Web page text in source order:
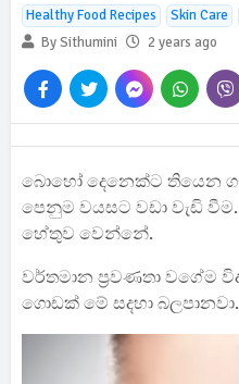
Healthy Food Recipes Skin Care
By Sithumini
2 years ago
බොහෝ දෙනෙක්ට තියෙන
පෙනුම වයසට වඩා වැඩි
හේතුව වෙන්නේ.
වර්තමාන ප්‍රවණතා වගේම
ගොඩක් මේ සදහා බලපානවා.